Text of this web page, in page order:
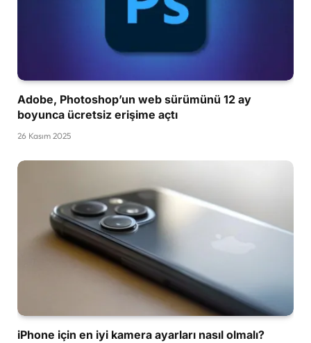
Adobe, Photoshop’un web sürümünü 12 ay
boyunca ücretsiz erişime açtı
26 Kasım 2025
iPhone için en iyi kamera ayarları nasıl olmalı?